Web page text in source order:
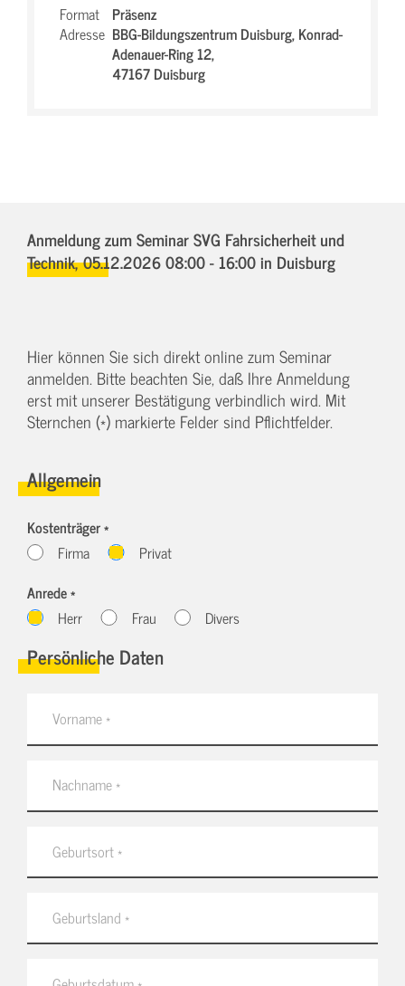
Format Präsenz
Adresse BBG-Bildungszentrum Duisburg,Konrad-
Adenauer-Ring 12,
47167 Duisburg
Anmeldung zum Seminar SVG Fahrsicherheit und
Technik,05.12.2026 08:00 - 16:00in Duisburg
Hier können Sie sich direkt online zum Seminar
anmelden. Bitte beachten Sie, daß Ihre Anmeldung
erst mit unserer Bestätigung verbindlich wird. Mit
Sternchen (*) markierte Felder sind Pflichtfelder.
Allgemein
Kostenträger *
Firma
Privat
Anrede *
Herr
Frau Divers
Persönliche Daten